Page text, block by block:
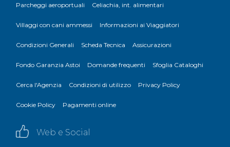
Parcheggi aeroportuali Celiachia, int. alimentari
Villaggi con cani ammessi Informazioni ai Viaggiatori
Condizioni Generali Scheda Tecnica Assicurazioni
Fondo Garanzia Astoi Domande frequenti Sfoglia Cataloghi
Cerca l'Agenzia Condizioni di utilizzo Privacy Policy
Cookie Policy Pagamenti online
Web e Social